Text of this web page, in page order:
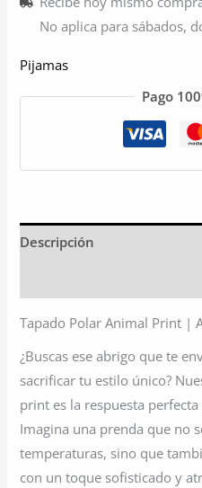
No aplica para sábados,
Pijamas
Pago
Descripción
Tapado Polar Animal Print |
¿Buscas ese abrigo que te
sacrificar tu estilo único?
print es la respuesta
Imagina una prenda que no
temperaturas, sino que
con un toque sofisticado y